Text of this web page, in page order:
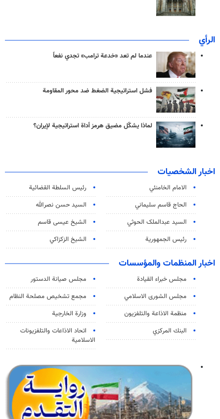
الرأي
عندما لم تعد «خدعة ترامب» تجدي نفعاً
فشل استراتيجية الضغط ضد محور المقاومة
لماذا يشكّل مضيق هرمز أداة استراتيجية لإيران؟
اخبار الشخصيات
الامام الخامنئي
رئیس السلطة القضائیة
الحاج قاسم سليماني
السيد حسن نصرالله
السید عبدالملک الحوثي
الشيخ عيسى قاسم
رئيس الجمهورية
الشيخ الزكزاكي
اخبار المنظمات والمؤسسات
مجلس خبراء القيادة
مجلس صيانة الدستور
مجلس الشورى الاسلامي
مجمع تشخيص مصلحة النظام
منظمة الاذاعة والتلفزیون
وزارة الخارجية
البنك المركزي
اتحاد الاذاعات والتلفزيونات
الاسلامية